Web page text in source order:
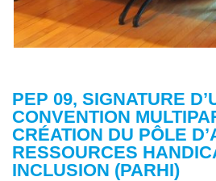
PEP 09, SIGNATURE
CONVENTION
CRÉATION DU PÔLE
RESSOURCES
INCLUSION (PARHI)